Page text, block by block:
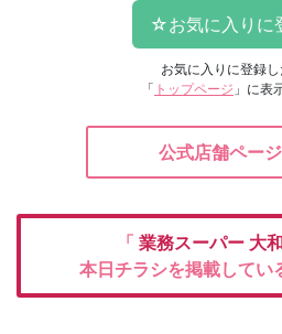
お気に入りに登録
「 トップページ 」に表
公式店舗ペー
「 業務スーパー 大
本日チラシを掲載してい